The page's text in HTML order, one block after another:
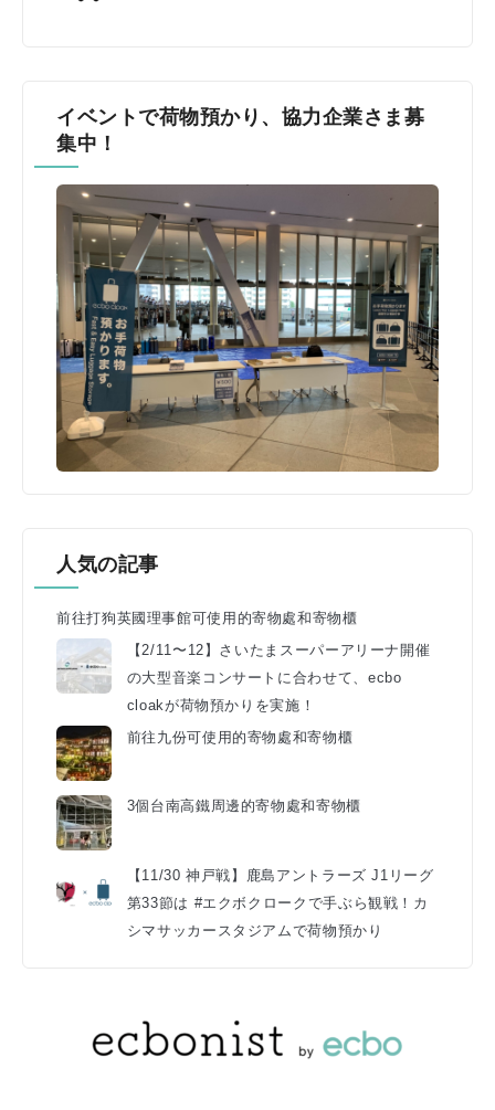
イベントで荷物預かり、協力企業さま募
集中！
人気の記事
前往打狗英國理事館可使用的寄物處和寄物櫃
【2/11〜12】さいたまスーパーアリーナ開催
の大型音楽コンサートに合わせて、ecbo
cloakが荷物預かりを実施！
前往九份可使用的寄物處和寄物櫃
3個台南高鐵周邊的寄物處和寄物櫃
【11/30 神戸戦】鹿島アントラーズ J1リーグ
第33節は #エクボクロークで手ぶら観戦！カ
シマサッカースタジアムで荷物預かり